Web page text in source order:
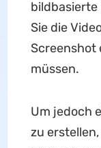
bildbasierte
Sie die
Screenshot
müssen.
Um jedoch
zu